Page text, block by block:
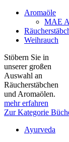
Aromaöle
MAE
Weihrauch
Stöbern Sie in
unserer großen
Auswahl an
Räucherstäbchen
und Aromaölen.
mehr erfahren
Zur Kategorie
Ayurveda